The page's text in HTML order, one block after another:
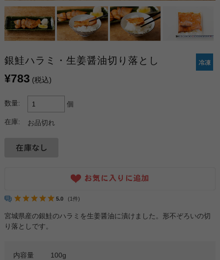
銀鮭ハラミ・生姜醤油切り落とし
¥783 (税込)
数量: 個
在庫: お品切れ
5.0 (1件)
宮城県産の銀鮭のハラミを生姜醤油に漬けました。形不ぞろいの切
り落としです。
内容量
100g